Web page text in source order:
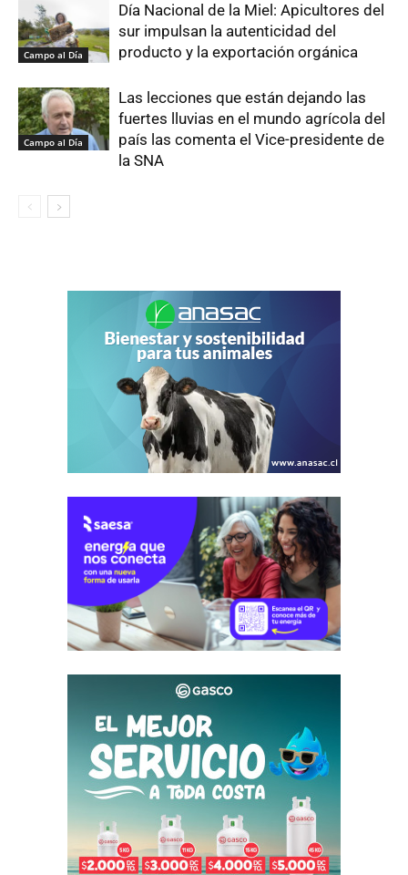
Campo al Día
Día Nacional de la Miel: Apicultores del
sur impulsan la autenticidad del
producto y la exportación orgánica
Campo al Día
Las lecciones que están dejando las
fuertes lluvias en el mundo agrícola del
país las comenta el Vice-presidente de
la SNA